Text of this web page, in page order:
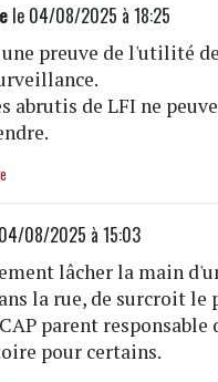
le 04/08/2025 à 18:25
une preuve de l'utilité
abrutis de LFI ne
08/2025 à 15:03
lâcher la main
la rue, de surcroit le
parent
pour certains.